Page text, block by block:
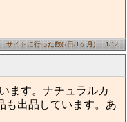
サイトに行った数(7日/1ヶ月)･･･1/12
ます。ナチュラルカ
も出品しています。あ